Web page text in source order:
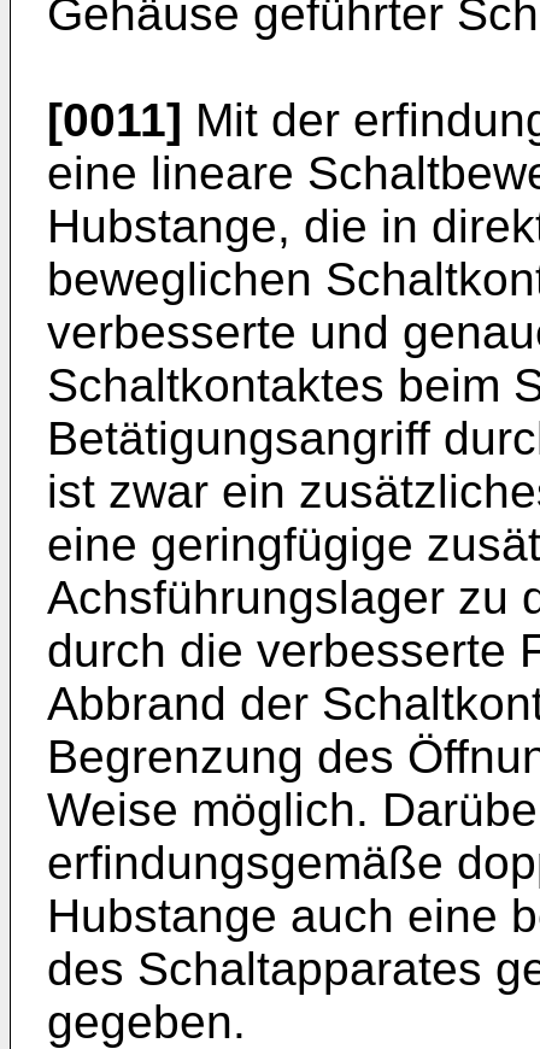
Gehäuse geführter
[0011] Mit der
eine lineare
Hubstange, die in
beweglichen
verbesserte und
Schaltkontaktes beim
Betätigungsangriff
ist zwar ein
eine geringfügige
Achsführungslager zu
durch die verbesserte
Abbrand der
Begrenzung des
Weise möglich.
erfindungsgemäße
Hubstange auch eine
des Schaltapparates
gegeben.